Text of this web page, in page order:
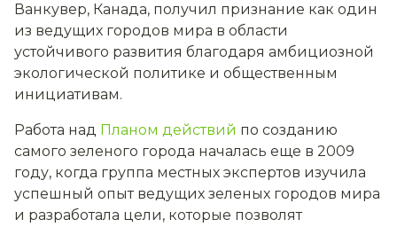
Ванкувер, Канада, получил признание как один
из ведущих городов мира в области
устойчивого развития благодаря амбициозной
экологической политике и общественным
инициативам.
Работа над Планом действий по созданию
самого зеленого города началась еще в 2009
году, когда группа местных экспертов изучила
успешный опыт ведущих зеленых городов мира
и разработала цели, которые позволят